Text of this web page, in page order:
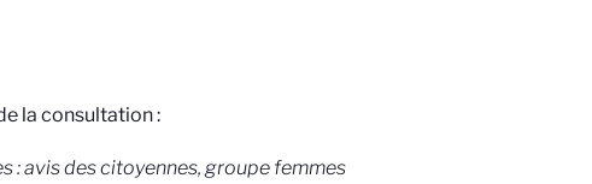
la consultation :
: avis des citoyennes, groupe femmes